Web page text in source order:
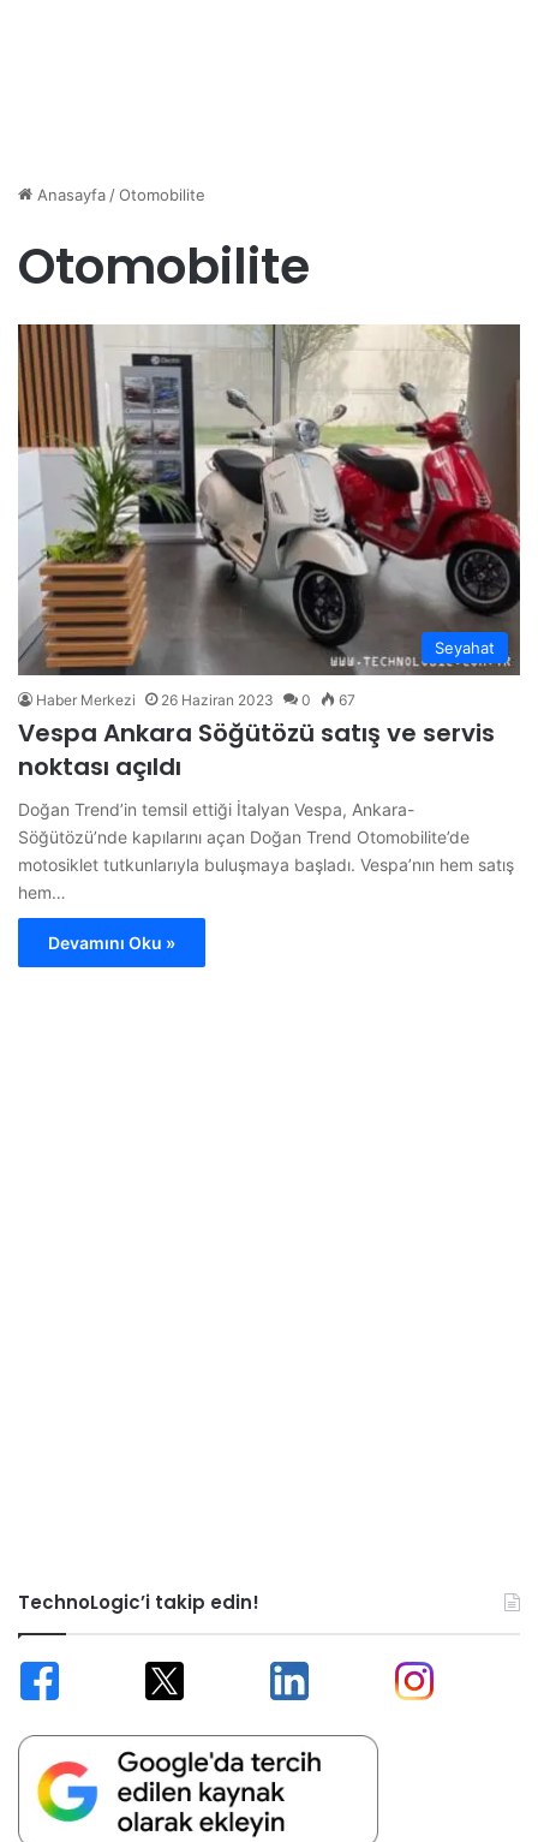
Anasayfa/Otomobilite
Otomobilite
Seyahat
Haber Merkezi 26 Haziran 2023 0 67
Vespa Ankara Söğütözü satış ve servis
noktası açıldı
Doğan Trend’in temsil ettiği İtalyan Vespa, Ankara-
Söğütözü’nde kapılarını açan Doğan Trend Otomobilite’de
motosiklet tutkunlarıyla buluşmaya başladı. Vespa’nın hem satış
hem…
Devamını Oku »
TechnoLogic’i takip edin!